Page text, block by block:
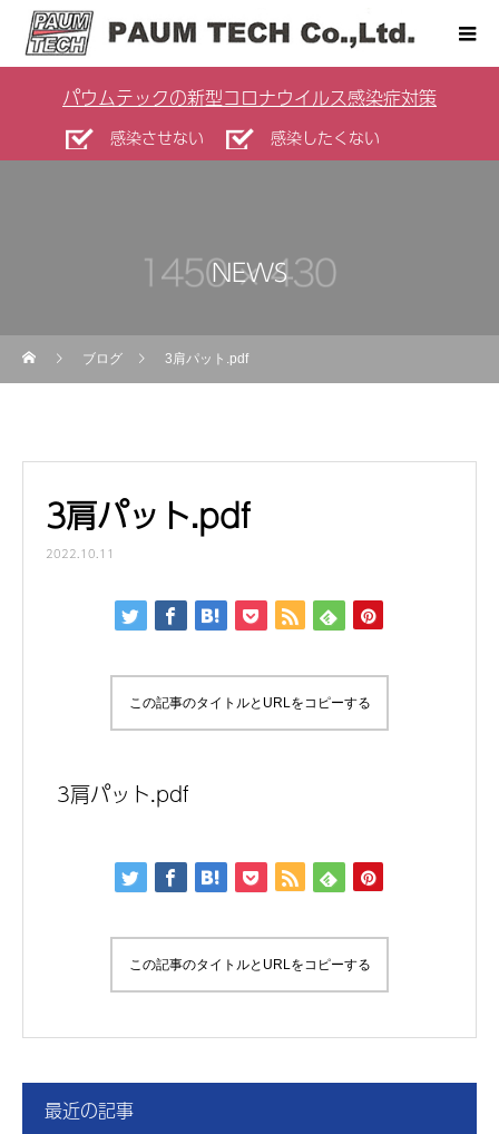
パウムテックの新型コロナウイルス感染症対策
感染させない 感染したくない
NEWS
ブログ 3肩パット.pdf
3肩パット.pdf
2022.10.11
この記事のタイトルとURLをコピーする
3肩パット.pdf
この記事のタイトルとURLをコピーする
最近の記事